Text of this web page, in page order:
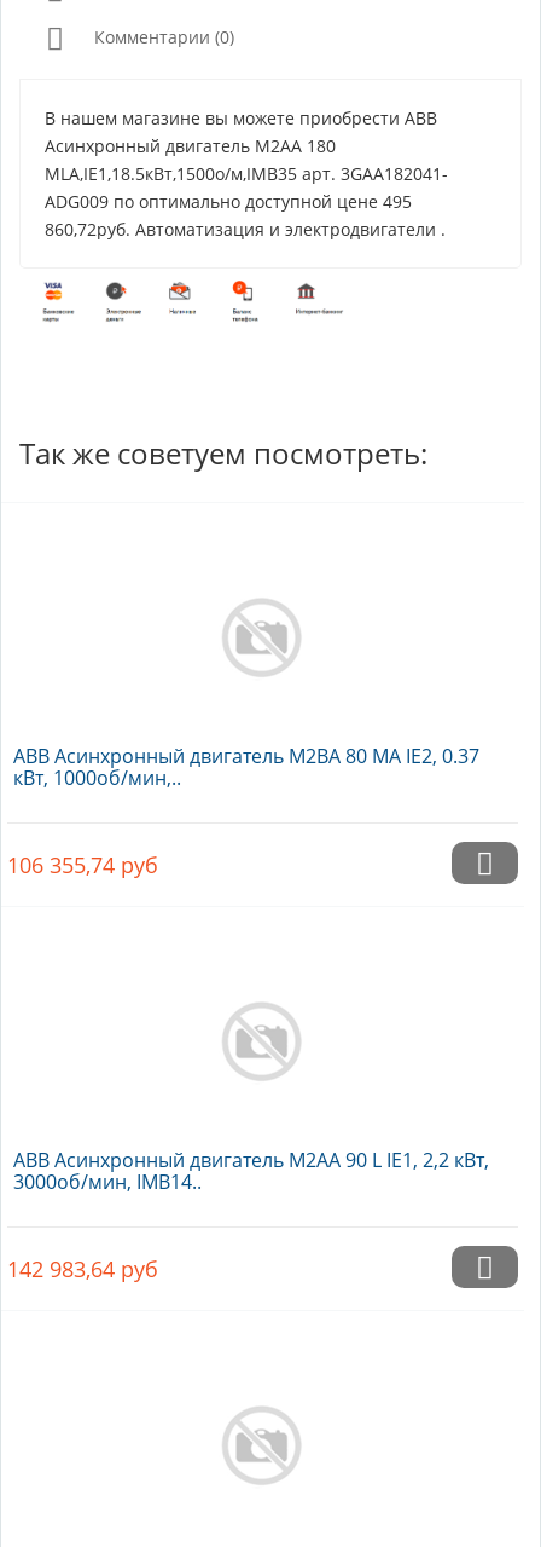
Комментарии (0)
В нашем магазине вы можете приобрести ABB
Асинхронный двигатель M2AA 180
MLA,IE1,18.5кВт,1500о/м,IMB35 арт. 3GAA182041-
ADG009 по оптимально доступной цене 495
860,72руб. Автоматизация и электродвигатели .
Так же советуем посмотреть:
ABB Асинхронный двигатель M2BA 80 MA IE2, 0.37
кВт, 1000об/мин,..
106 355,74 руб
ABB Асинхронный двигатель M2AA 90 L IE1, 2,2 кВт,
3000об/мин, IMB14..
142 983,64 руб